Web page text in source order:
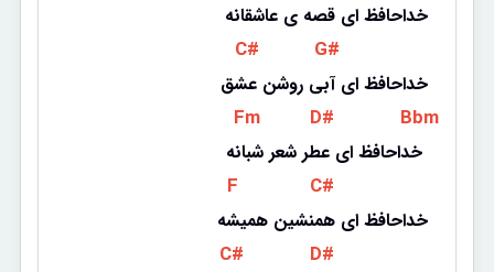
خداحافظ ای قصه ی عاشقانه
C# G#
خداحافظ ای آبی روشن عشق
Fm D# Bbm
خداحافظ ای عطر شعر شبانه
F C#
خداحافظ ای همنشین همیشه
C# D#